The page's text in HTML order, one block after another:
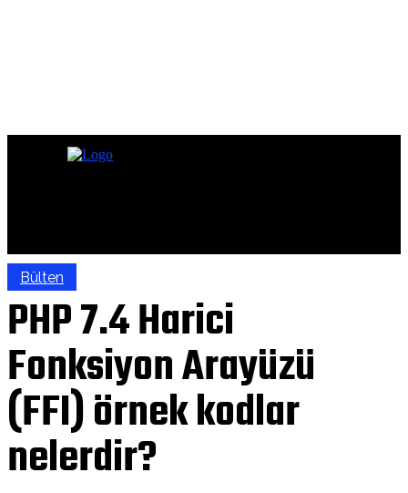
Bülten
PHP 7.4 Harici
Fonksiyon Arayüzü
(FFI) örnek kodlar
nelerdir?